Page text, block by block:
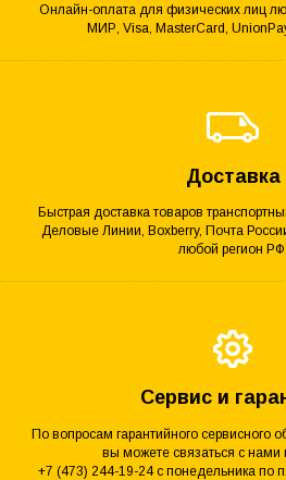
Онлайн-оплата для физических лиц
МИР, Visa, MasterCard,
Доставка
Быстрая доставка товаров
Деловые Линии, Boxberry, Почта
любой регион РФ.
Сервис и
По вопросам гарантийного сервисного
вы можете связаться с нами
+7 (473) 244-19-24 с понедельника по